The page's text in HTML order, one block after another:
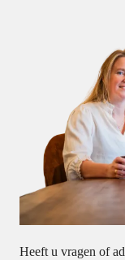
Heeft u vragen of